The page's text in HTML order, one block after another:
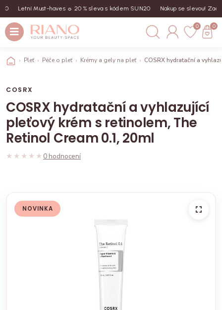
Letní Must-haves ☼ 20 % sleva s kódem SUN20 Nakup se slevou! Zadej
0 0
Pleť Péče o pleť Krémy a gely na pleť COSRX hydratační a
COSRX
COSRX hydratační a vyhlazující
pleťový krém s retinolem, The
Retinol Cream 0.1, 20ml
★★★★★
★★★★★ 0 hodnocení
NOVINKA